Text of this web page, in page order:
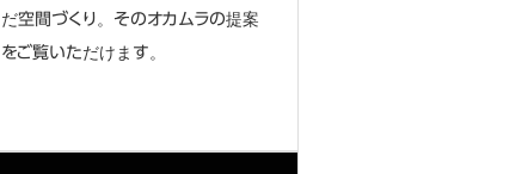
だ空間づくり。そのオカムラの提案
をご覧いただけます。